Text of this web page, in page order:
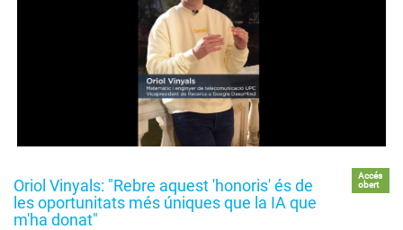
Oriol Vinyals: "Rebre aquest 'honoris' és de
les oportunitats més úniques que la IA que
m'ha donat"
Accés
obert